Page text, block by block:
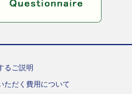
るご説明
ただく費用について